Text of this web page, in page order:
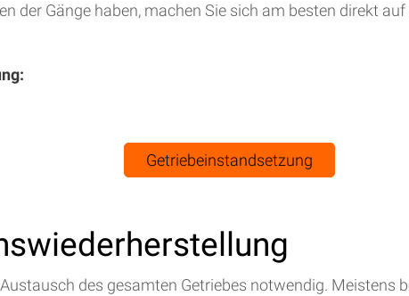
der Gänge haben, machen Sie sich am besten direkt
Getriebeinstandsetzung
des gesamten Getriebes notwendig. Meistens